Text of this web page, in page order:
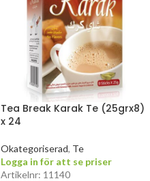
Tea Break Karak Te (25grx8)
x 24
Okategoriserad, Te
Logga in för att se priser
Artikelnr: 11140